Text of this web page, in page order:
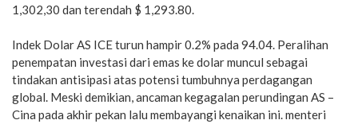
1,302,30 dan terendah $ 1,293.80.
Indek Dolar AS ICE turun hampir 0.2% pada 94.04. Peralihan
penempatan investasi dari emas ke dolar muncul sebagai
tindakan antisipasi atas potensi tumbuhnya perdagangan
global. Meski demikian, ancaman kegagalan perundingan AS –
Cina pada akhir pekan lalu membayangi kenaikan ini. menteri